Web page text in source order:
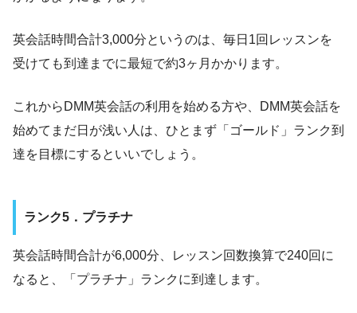
英会話時間合計3,000分というのは、毎日1回レッスンを
受けても到達までに最短で約3ヶ月かかります。
これからDMM英会話の利用を始める方や、DMM英会話を
始めてまだ日が浅い人は、ひとまず「ゴールド」ランク到
達を目標にするといいでしょう。
ランク5．プラチナ
英会話時間合計が6,000分、レッスン回数換算で240回に
なると、「プラチナ」ランクに到達します。